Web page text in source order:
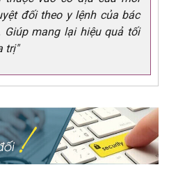
đối theo y lệnh của bác
mang lại hiệu quả tối
trị"